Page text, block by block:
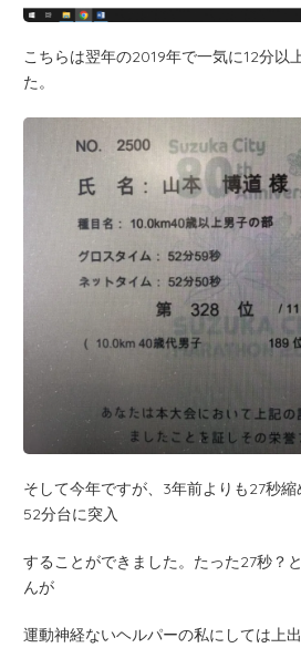
こちらは翌年の2019年で一気に12分以
た。
そして今年ですが、3年前よりも27秒
52分台に突入
することができました。たった27秒？
んが
運動神経ないヘルパーの私にしては上